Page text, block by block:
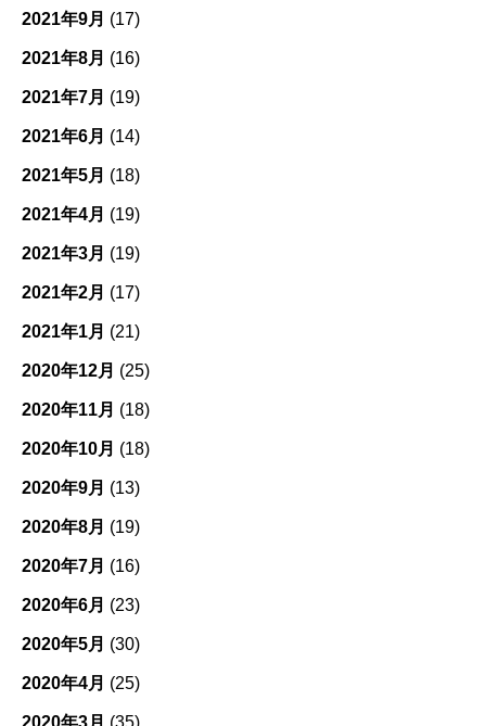
2021年9月 (17)
2021年8月 (16)
2021年7月 (19)
2021年6月 (14)
2021年5月 (18)
2021年4月 (19)
2021年3月 (19)
2021年2月 (17)
2021年1月 (21)
2020年12月 (25)
2020年11月 (18)
2020年10月 (18)
2020年9月 (13)
2020年8月 (19)
2020年7月 (16)
2020年6月 (23)
2020年5月 (30)
2020年4月 (25)